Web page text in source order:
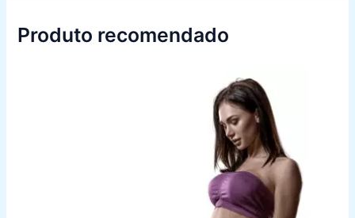
Produto recomendado